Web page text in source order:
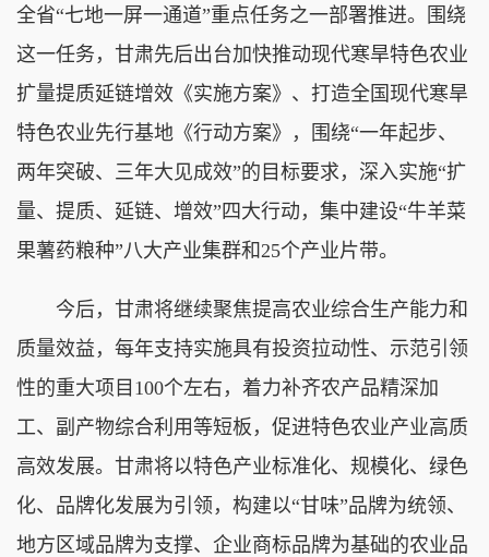
全省“七地一屏一通道”重点任务之一部署推进。围绕
这一任务，甘肃先后出台加快推动现代寒旱特色农业
扩量提质延链增效《实施方案》、打造全国现代寒旱
特色农业先行基地《行动方案》，围绕“一年起步、
两年突破、三年大见成效”的目标要求，深入实施“扩
量、提质、延链、增效”四大行动，集中建设“牛羊菜
果薯药粮种”八大产业集群和25个产业片带。
今后，甘肃将继续聚焦提高农业综合生产能力和
质量效益，每年支持实施具有投资拉动性、示范引领
性的重大项目100个左右，着力补齐农产品精深加
工、副产物综合利用等短板，促进特色农业产业高质
高效发展。甘肃将以特色产业标准化、规模化、绿色
化、品牌化发展为引领，构建以“甘味”品牌为统领、
地方区域品牌为支撑、企业商标品牌为基础的农业品